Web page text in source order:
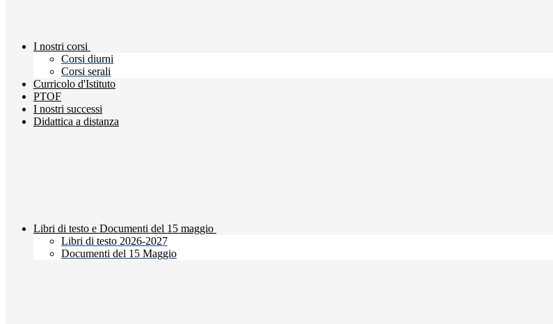
I nostri corsi
Corsi diurni
Corsi serali
Curricolo d'Istituto
PTOF
I nostri successi
Didattica a distanza
Libri di testo e Documenti del 15 maggio
Libri di testo 2026-2027
Documenti del 15 Maggio